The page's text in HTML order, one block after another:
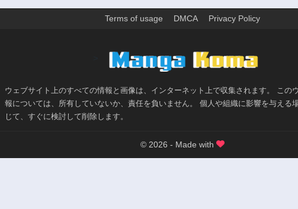
Terms of usage DMCA Privacy Policy
ウェブサイト上のすべての情報と画像は、インターネット上で収集されます。 この
報については、所有していないか、責任を負いません。 個人や組織に影響を与える
じて、すぐに検討して削除します。
© 2026 - Made with